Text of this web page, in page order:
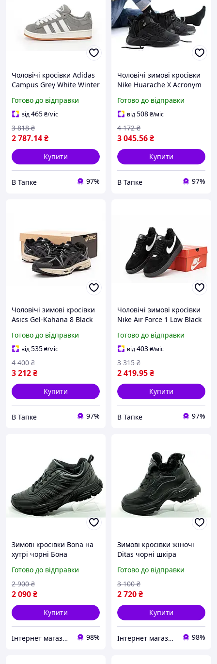
Чоловічі кросівки Adidas
Campus Grey White Winter
зимові кросівки 14481
Адідас
Готово до відправки
від465₴/міс
2 787.14₴
3 818 ₴
Купити
В Тапке 97%
Чоловічі зимові кросівки
Nike Huarache X Acronym
монохром) класні високі
Y11659
Готово до відправки
від508₴/міс
3 045.56₴
4 172 ₴
Купити
В Тапке 97%
Чоловічі зимові кросівки
Asics Gel-Kahana 8 Black
теплі зручні на хутрі
Y14820
Готово до відправки
від535₴/міс
3 212₴
4 400 ₴
Купити
В Тапке 97%
Чоловічі зимові кросівки
Nike Air Force 1 Low Black
білі) замша на хутрі
Y13003
Готово до відправки
від403₴/міс
2 419.95₴
3 315 ₴
Купити
В Тапке 97%
Зимові кросівки Bona на
хутрі чорні Бона
Готово до відправки
2 090₴
2 900 ₴
Купити
Інтернет магазин спортивного взуття Shoes-Factory 98%
Зимові кросівки жіночі
Ditas чорні шкіра
Готово до відправки
2 720₴
3 100 ₴
Купити
Інтернет магазин спортивного взуття Shoes-Factory 98%